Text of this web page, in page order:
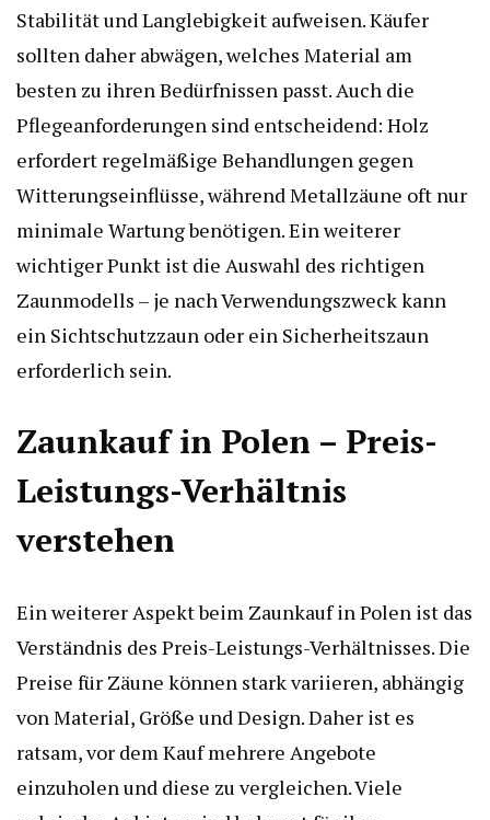
Stabilität und Langlebigkeit aufweisen. Käufer
sollten daher abwägen, welches Material am
besten zu ihren Bedürfnissen passt. Auch die
Pflegeanforderungen sind entscheidend: Holz
erfordert regelmäßige Behandlungen gegen
Witterungseinflüsse, während Metallzäune oft nur
minimale Wartung benötigen. Ein weiterer
wichtiger Punkt ist die Auswahl des richtigen
Zaunmodells – je nach Verwendungszweck kann
ein Sichtschutzzaun oder ein Sicherheitszaun
erforderlich sein.
Zaunkauf in Polen – Preis-
Leistungs-Verhältnis
verstehen
Ein weiterer Aspekt beim Zaunkauf in Polen ist das
Verständnis des Preis-Leistungs-Verhältnisses. Die
Preise für Zäune können stark variieren, abhängig
von Material, Größe und Design. Daher ist es
ratsam, vor dem Kauf mehrere Angebote
einzuholen und diese zu vergleichen. Viele